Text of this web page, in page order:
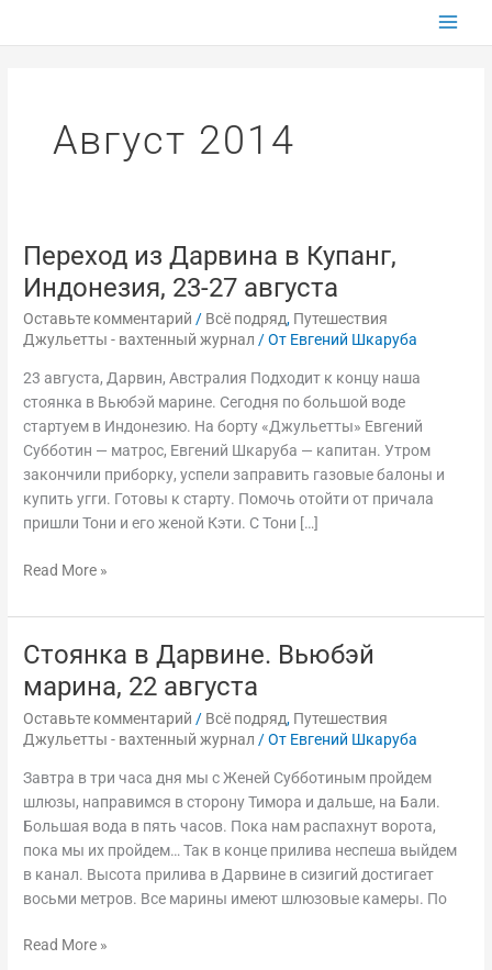
Август 2014
Переход из Дарвина в Купанг,
Индонезия, 23-27 августа
Оставьте комментарий / Всё подряд, Путешествия
Джульетты - вахтенный журнал / От Евгений Шкаруба
23 августа, Дарвин, Австралия Подходит к концу наша
стоянка в Вьюбэй марине. Сегодня по большой воде
стартуем в Индонезию. На борту «Джульетты» Евгений
Субботин — матрос, Евгений Шкаруба — капитан. Утром
закончили приборку, успели заправить газовые балоны и
купить угги. Готовы к старту. Помочь отойти от причала
пришли Тони и его женой Кэти. С Тони […]
Переход
из
Дарвина
в
Купанг,
Индонезия,
23-
27
августа
Read More »
Стоянка в Дарвине. Вьюбэй
марина, 22 августа
Оставьте комментарий / Всё подряд, Путешествия
Джульетты - вахтенный журнал / От Евгений Шкаруба
Завтра в три часа дня мы с Женей Субботиным пройдем
шлюзы, направимся в сторону Тимора и дальше, на Бали.
Большая вода в пять часов. Пока нам распахнут ворота,
пока мы их пройдем… Так в конце прилива неспеша выйдем
в канал. Высота прилива в Дарвине в сизигий достигает
восьми метров. Все марины имеют шлюзовые камеры. По
Стоянка
Дарвине.
Вьюбэй
марина,
22
августа
Read More »